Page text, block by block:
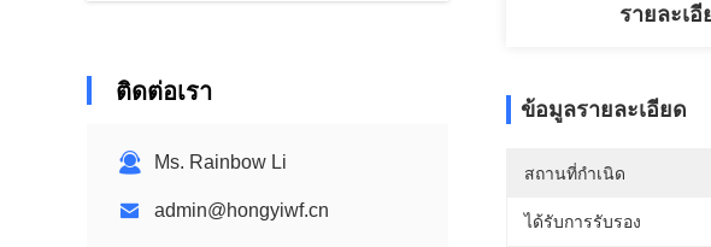
ติดต่อเรา
Ms. Rainbow Li
admin@hongyiwf.cn
รายละเอี
ข้อมูลรายละเอียด
สถานที่กำเนิด
ได้รับการรับรอง